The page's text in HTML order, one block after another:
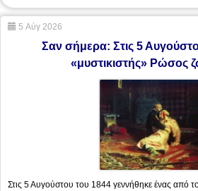
5 Αύγ 2026
Σαν σήμερα: Στις 5
«μυστικιστής» Ρώσος
Στις 5 Αυγούστου του 1844 γεννήθηκε ένας από